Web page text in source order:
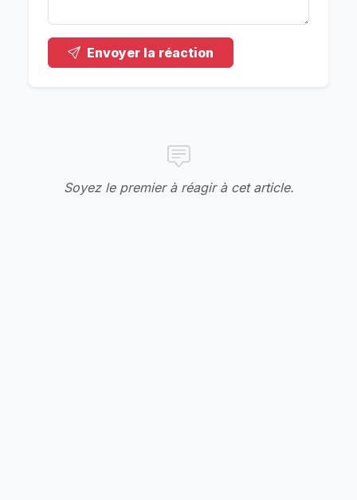
Envoyer la réaction
Soyez le premier à réagir à cet article.